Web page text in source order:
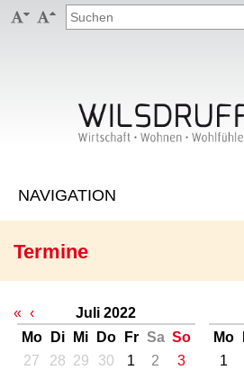
 
Termine
« ‹
Juli 2022
Mo
Di Mi Do Fr Sa So
27
28 29 30 1 2
3
Mo
1